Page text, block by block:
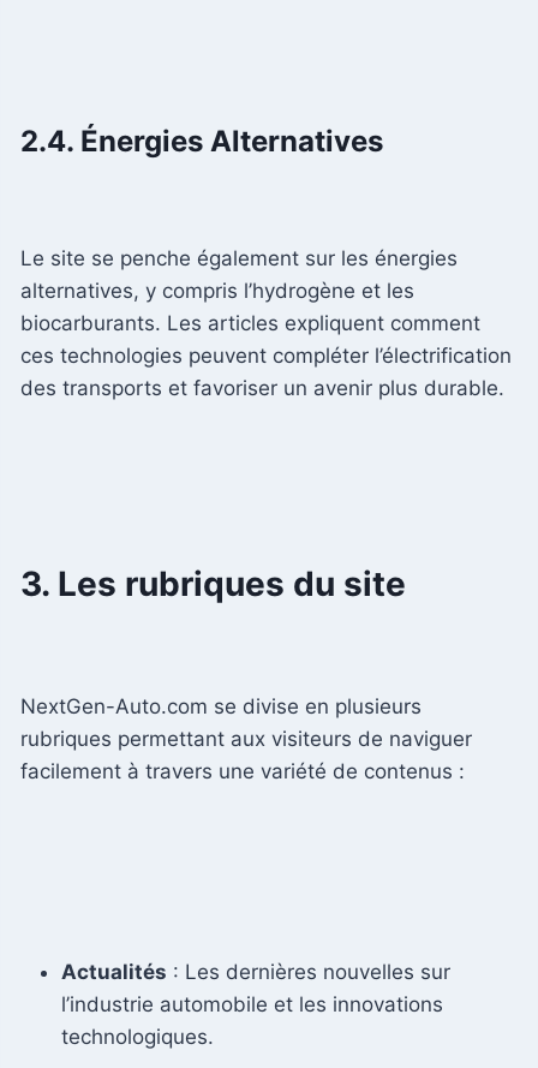
2.4. Énergies Alternatives
Le site se penche également sur les énergies
alternatives, y compris l’hydrogène et les
biocarburants. Les articles expliquent comment
ces technologies peuvent compléter l’électrification
des transports et favoriser un avenir plus durable.
3. Les rubriques du site
NextGen-Auto.com se divise en plusieurs
rubriques permettant aux visiteurs de naviguer
facilement à travers une variété de contenus :
Actualités : Les dernières nouvelles sur
l’industrie automobile et les innovations
technologiques.